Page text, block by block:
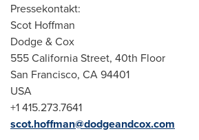
Pressekontakt:
Scot Hoffman
Dodge & Cox
555 California Street, 40th Floor
San Francisco, CA94401
USA
+1 415.273.7641
scot.hoffman@dodgeandcox.com